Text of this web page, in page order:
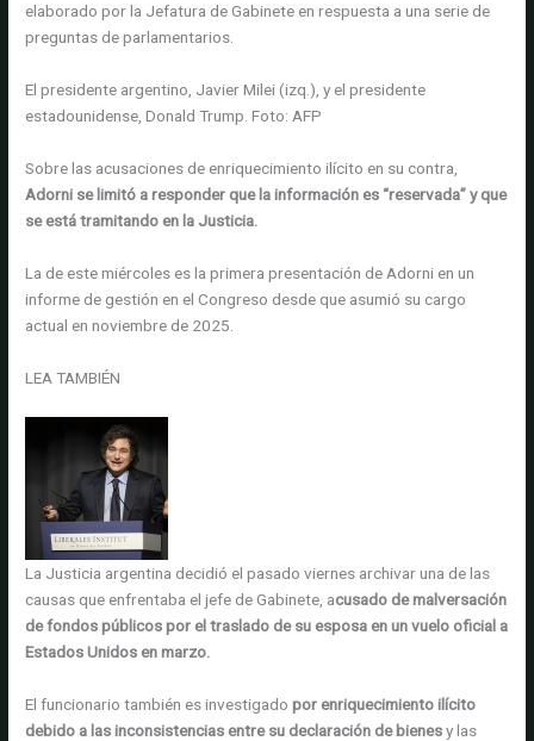
elaborado por la Jefatura de Gabinete en respuesta a una serie de
preguntas de parlamentarios.
El presidente argentino, Javier Milei (izq.), y el presidente
estadounidense, Donald Trump. Foto: AFP
Sobre las acusaciones de enriquecimiento ilícito en su contra,
Adorni se limitó a responder que la información es “reservada” y que
se está tramitando en la Justicia.
La de este miércoles es la primera presentación de Adorni en un
informe de gestión en el Congreso desde que asumió su cargo
actual en noviembre de 2025.
LEA TAMBIÉN
La Justicia argentina decidió el pasado viernes archivar una de las
causas que enfrentaba el jefe de Gabinete, acusado de malversación
de fondos públicos por el traslado de su esposa en un vuelo oficial a
Estados Unidos en marzo.
El funcionario también es investigadopor enriquecimiento ilícito
debido a las inconsistencias entre su declaración de bienesy las